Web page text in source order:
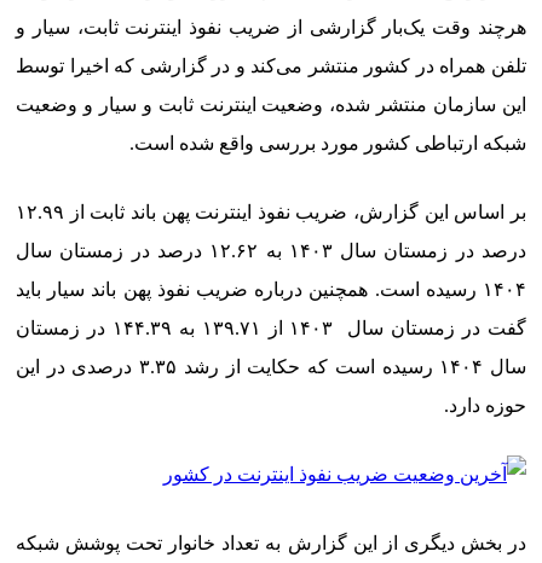
هرچند وقت یک‌بار گزارشی از ضریب نفوذ اینترنت ثابت، سیار و
تلفن همراه در کشور منتشر می‌کند و در گزارشی که اخیرا توسط
این سازمان منتشر شده، وضعیت اینترنت ثابت و سیار و وضعیت
شبکه ارتباطی کشور مورد بررسی واقع شده است.
بر اساس این گزارش، ضریب نفوذ اینترنت پهن باند ثابت از ۱۲.۹۹
درصد در زمستان سال ۱۴۰۳ به ۱۲.۶۲ درصد در زمستان سال
۱۴۰۴ رسیده است. همچنین درباره ضریب نفوذ پهن باند سیار باید
گفت در زمستان سال ۱۴۰۳ از ۱۳۹.۷۱ به ۱۴۴.۳۹ در زمستان
سال ۱۴۰۴ رسیده است که حکایت از رشد ۳.۳۵ درصدی در این
حوزه دارد.
در بخش دیگری از این گزارش به تعداد خانوار تحت پوشش شبکه